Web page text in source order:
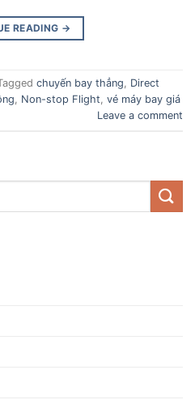
READING →
chuyến bay thẳng, Direct
, Non-stop Flight, vé máy bay giá
Leave a comment